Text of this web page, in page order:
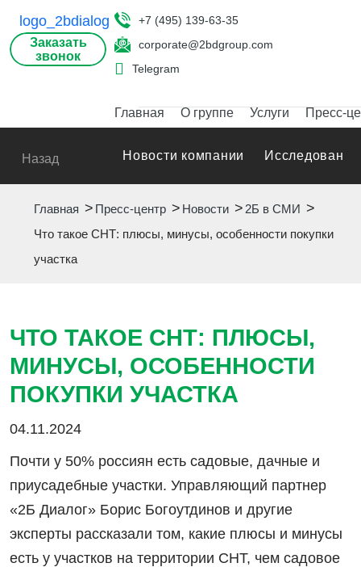
Заказать
звонок
+7 (495) 139-63-35
corporate@2bdgroup.com
Telegram
Главная О группе Услуги Пресс-
Назад Новости компании Исследования
Главная Пресс-центр Новости
2Б в СМИ
Что такое СНТ: плюсы, минусы, особенности покупки
участка
ЧТО ТАКОЕ СНТ: ПЛЮСЫ,
МИНУСЫ, ОСОБЕННОСТИ
ПОКУПКИ УЧАСТКА
04.11.2024
Почти у 50% россиян есть садовые, дачные и
приусадебные участки. Управляющий партнер
«2Б Диалог» Борис Богоутдинов и другие
эксперты рассказали том, какие плюсы и минусы
есть у участков на территории СНТ, чем садовое